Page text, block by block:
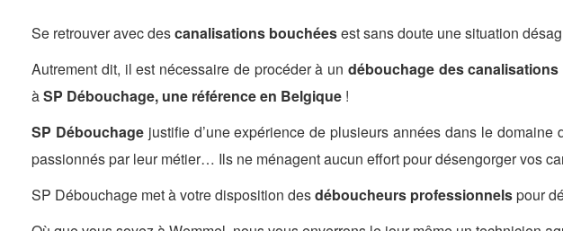
Se retrouver avec descanalisations bouchéesest sans doute une situation
Autrement dit, il est nécessaire de procéder à un débouchage des canalisations
àSP Débouchage, une référence en Belgique !
SP Débouchagejustifie d’une expérience de plusieurs années dans le domaine
passionnés par leur métier… Ils ne ménagent aucun effort pour désengorger vos
SP Débouchage met à votre disposition desdéboucheurs professionnelspour